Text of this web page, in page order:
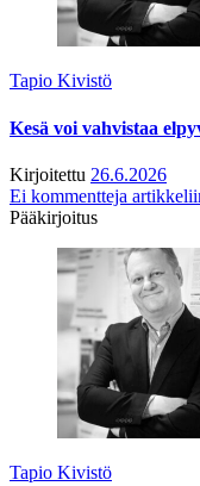
Tapio Kivistö
Kesä voi vahvistaa
Kirjoitettu 26.6.2026
Ei kommentteja
Pääkirjoitus
Tapio Kivistö